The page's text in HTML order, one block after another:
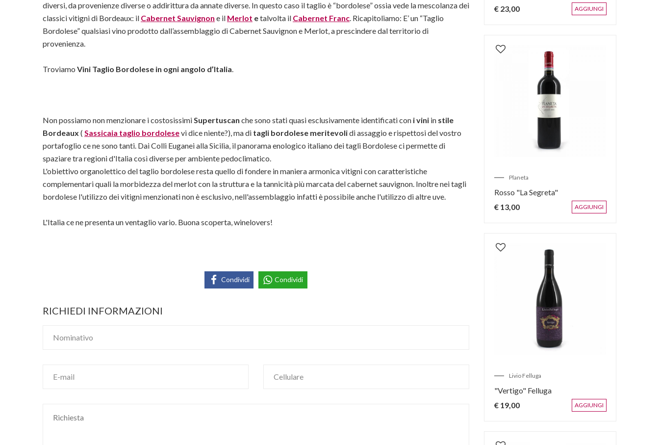
AGGIUNGI
€ 23,00
AGGIUNGI
Planeta
Rosso "La Segreta"
€ 13,00
AGGIUNGI
Livio Felluga
"Vertigo" Felluga
€ 19,00
diversi, da provenienze diverse o addirittura da annate diverse. In questo caso il taglio è “bordolese” ossia vede la mescolanza dei
classici vitigni di Bordeaux: il Cabernet Sauvignon e il Merlot etalvolta il Cabernet Franc. Ricapitoliamo: E’ un “Taglio
Bordolese” qualsiasi vino prodotto dall’assemblaggio di Cabernet Sauvignon e Merlot, a prescindere dal territorio di
provenienza.
Troviamo Vini Taglio Bordolese in ogni angolo d’Italia.
Non possiamo non menzionare i costosissimiSupertuscan che sono stati quasi esclusivamente identificati con i vini in stile
Bordeaux ( Sassicaia taglio bordolesevi dice niente?), ma di tagli bordolese meritevolidi assaggio e rispettosi del vostro
portafoglio ce ne sono tanti. Dai Colli Euganei alla Sicilia, il panorama enologico italiano dei tagli Bordolese ci permette di
spaziare tra regioni d'Italia così diverse per ambiente pedoclimatico.
L'obiettivo organolettico del taglio bordolese resta quello di fondere in maniera armonica vitigni con caratteristiche
complementari quali la morbidezza del merlot con la struttura e la tannicità più marcata del cabernet sauvignon. Inoltre nei tagli
bordolese l'utilizzo dei vitigni menzionati non è esclusivo, nell'assemblaggio infatti è possibile anche l'utilizzo di altre uve.
L'Italia ce ne presenta un ventaglio vario. Buona scoperta, winelovers!
Condividi Condividi
RICHIEDI INFORMAZIONI